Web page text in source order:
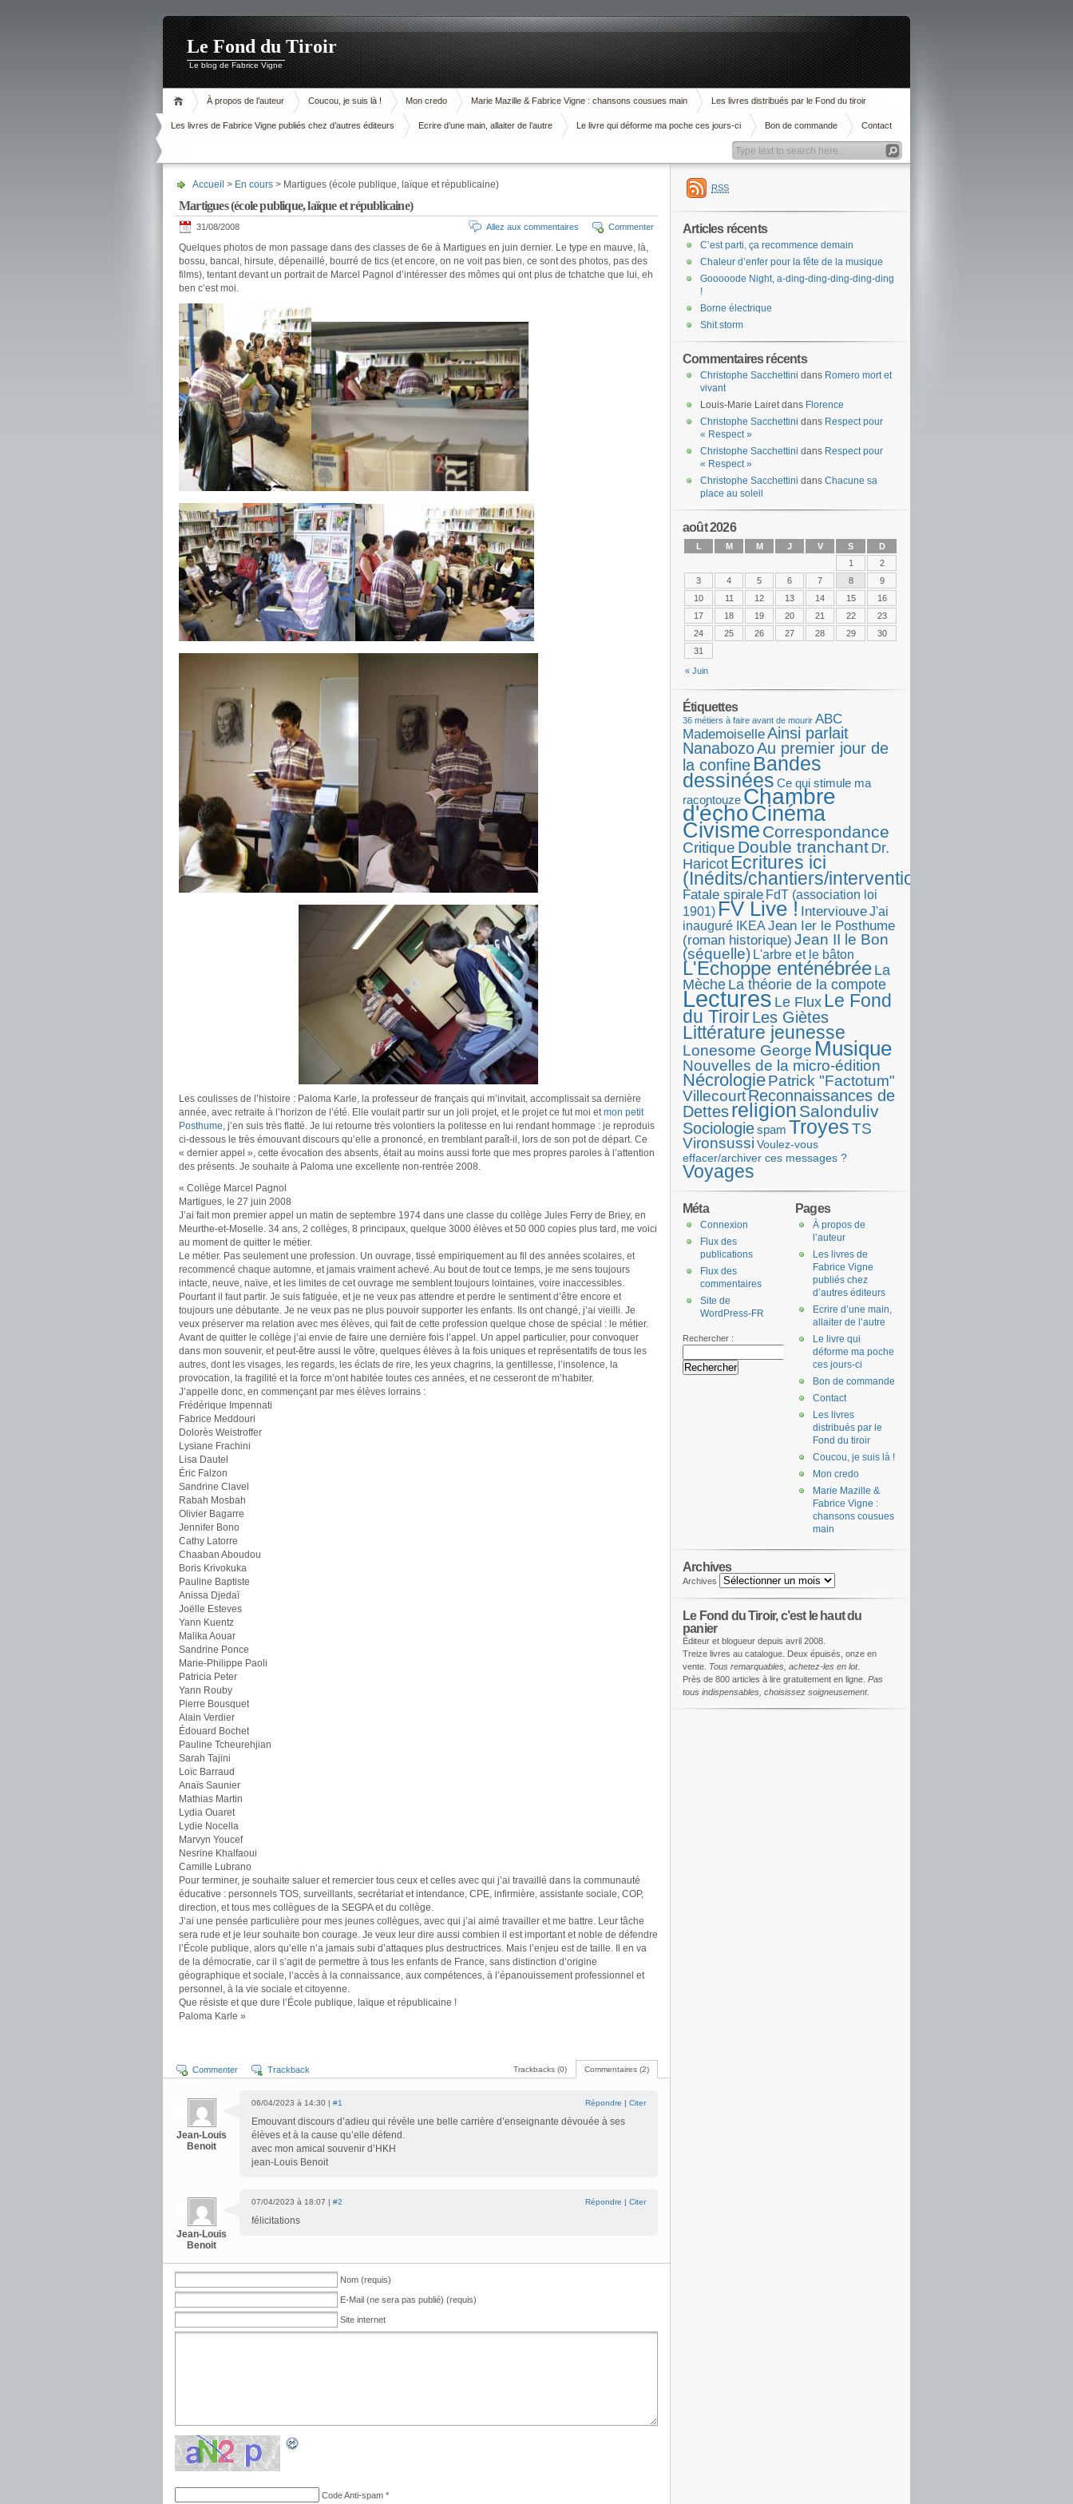
Le Fond du Tiroir
Le blog de Fabrice Vigne
À propos de l’auteur Coucou, je suis là ! Mon credo Marie Mazille & Fabrice Vigne : chansons cousues main Les livres distribués par le Fond du tiroir
Les livres de Fabrice Vigne publiés chez d’autres éditeurs Ecrire d’une main, allaiter de l’autre Le livre qui déforme ma poche ces jours-ci Bon de commande Contact
Accueil > En cours > Martigues (école publique, laïque et républicaine)
Martigues (école publique, laïque et républicaine)
31/08/2008 Commenter
Allez aux commentaires
Quelques photos de mon passage dans des classes de 6e à Martigues en juin dernier. Le type en mauve, là,
bossu, bancal, hirsute, dépenaillé, bourré de tics (et encore, on ne voit pas bien, ce sont des photos, pas des
films), tentant devant un portrait de Marcel Pagnol d’intéresser des mômes qui ont plus de tchatche que lui, eh
ben c’est moi.
Les coulisses de l’histoire : Paloma Karle, la professeur de français qui m’invitait, accomplissait sa dernière
année, avec retraite à l’horizon de l’été. Elle voulait partir sur un joli projet, et le projet ce fut moi etmon petit
Posthume, j’en suis très flatté. Je lui retourne très volontiers la politesse en lui rendant hommage : je reproduis
ci-dessous le très émouvant discours qu’elle a prononcé, en tremblant paraît-il, lors de son pot de départ. Ce
« dernier appel », cette évocation des absents, était au moins aussi forte que mes propres paroles à l’attention
des présents. Je souhaite à Paloma une excellente non-rentrée 2008.
« Collège Marcel Pagnol
Martigues, le 27 juin 2008
J’ai fait mon premier appel un matin de septembre 1974 dans une classe du collège Jules Ferry de Briey, en
Meurthe-et-Moselle. 34 ans, 2 collèges, 8 principaux, quelque 3000 élèves et 50 000 copies plus tard, me voici
au moment de quitter le métier.
Le métier. Pas seulement une profession. Un ouvrage, tissé empiriquement au fil des années scolaires, et
recommencé chaque automne, et jamais vraiment achevé. Au bout de tout ce temps, je me sens toujours
intacte, neuve, naïve, et les limites de cet ouvrage me semblent toujours lointaines, voire inaccessibles.
Pourtant il faut partir. Je suis fatiguée, et je ne veux pas attendre et perdre le sentiment d’être encore et
toujours une débutante. Je ne veux pas ne plus pouvoir supporter les enfants. Ils ont changé, j’ai vieilli. Je
veux préserver ma relation avec mes élèves, qui fait de cette profession quelque chose de spécial : le métier.
Avant de quitter le collège j’ai envie de faire une dernière fois l’appel. Un appel particulier, pour convoquer
dans mon souvenir, et peut-être aussi le vôtre, quelques élèves à la fois uniques et représentatifs de tous les
autres, dont les visages, les regards, les éclats de rire, les yeux chagrins, la gentillesse, l’insolence, la
provocation, la fragilité et la force m’ont habitée toutes ces années, et ne cesseront de m’habiter.
J’appelle donc, en commençant par mes élèves lorrains :
Frédérique Impennati
Fabrice Meddouri
Dolorès Weistroffer
Lysiane Frachini
Lisa Dautel
Éric Falzon
Sandrine Clavel
Rabah Mosbah
Olivier Bagarre
Jennifer Bono
Cathy Latorre
Chaaban Aboudou
Boris Krivokuka
Pauline Baptiste
Anissa Djedaï
Joëlle Esteves
Yann Kuentz
Malika Aouar
Sandrine Ponce
Marie-Philippe Paoli
Patricia Peter
Yann Rouby
Pierre Bousquet
Alain Verdier
Édouard Bochet
Pauline Tcheurehjian
Sarah Tajini
Loïc Barraud
Anaïs Saunier
Mathias Martin
Lydia Ouaret
Lydie Nocella
Marvyn Youcef
Nesrine Khalfaoui
Camille Lubrano
Pour terminer, je souhaite saluer et remercier tous ceux et celles avec qui j’ai travaillé dans la communauté
éducative : personnels TOS, surveillants, secrétariat et intendance, CPE, infirmière, assistante sociale, COP,
direction, et tous mes collègues de la SEGPA et du collège.
J’ai une pensée particulière pour mes jeunes collègues, avec qui j’ai aimé travailler et me battre. Leur tâche
sera rude et je leur souhaite bon courage. Je veux leur dire aussi combien il est important et noble de défendre
l’École publique, alors qu’elle n’a jamais subi d’attaques plus destructrices. Mais l’enjeu est de taille. Il en va
de la démocratie, car il s’agit de permettre à tous les enfants de France, sans distinction d’origine
géographique et sociale, l’accès à la connaissance, aux compétences, à l’épanouissement professionnel et
personnel, à la vie sociale et citoyenne.
Que résiste et que dure l’École publique, laïque et républicaine !
Paloma Karle »
Commentaires (2)
Trackbacks (0)
Commenter Trackback
Jean-Louis
Benoit
06/04/2023 à 14:30 | #1 Répondre | Citer
Emouvant discours d’adieu qui révèle une belle carrière d’enseignante dévouée à ses
élèves et à la cause qu’elle défend.
avec mon amical souvenir d’HKH
jean-Louis Benoit
Jean-Louis
Benoit
07/04/2023 à 18:07 | #2 Répondre | Citer
félicitations
Nom (requis)
E-Mail (ne sera pas publié) (requis)
Site internet
Code Anti-spam *
RSS
Articles récents
C’est parti, ça recommence demain
Chaleur d’enfer pour la fête de la musique
Gooooode Night, a-ding-ding-ding-ding-ding
!
Borne électrique
Shit storm
Commentaires récents
Christophe Sacchettini dans Romero mort et
vivant
Louis-Marie Lairetdans Florence
Christophe Sacchettini dans Respect pour
« Respect »
Christophe Sacchettini dans Respect pour
« Respect »
Christophe Sacchettini dans Chacune sa
place au soleil
août 2026
L M M J V S D
« Juin
1
2
3
4 5 6 7 8
9
10
11 12 13 14 15
16
17
18 19 20 21 22
23
24
25 26 27 28 29
30
31
Étiquettes
36 métiers à faire avant de mourir ABC
MademoiselleAinsi parlait
NanabozoAu premier jour de
la confine Bandes
dessinées Ce qui stimule ma
racontouze Chambre
d'échoCinéma
Civisme Correspondance
Critique Double tranchant Dr.
Haricot Ecritures ici
(Inédits/chantiers/interventions)
Fatale spirale FdT (association loi
1901) FV Live ! InterviouveJ'ai
inauguré IKEA Jean Ier le Posthume
(roman historique) Jean II le Bon
(séquelle) L'arbre et le bâton
L'Echoppe enténébrée La
Mèche La théorie de la compote
LecturesLe FluxLe Fond
du TiroirLes Giètes
Littérature jeunesse
Lonesome George Musique
Nouvelles de la micro-édition
NécrologiePatrick "Factotum"
VillecourtReconnaissances de
Dettesreligion Salonduliv
Sociologiespam TroyesTS
Vironsussi Voulez-vous
effacer/archiver ces messages ?
Voyages
Pages
À propos de
l’auteur
Les livres de
Fabrice Vigne
publiés chez
d’autres éditeurs
Ecrire d’une main,
allaiter de l’autre
Le livre qui
déforme ma poche
ces jours-ci
Bon de commande
Contact
Les livres
distribués par le
Fond du tiroir
Coucou, je suis là !
Mon credo
Marie Mazille &
Fabrice Vigne :
chansons cousues
main
Méta
Connexion
Flux des
publications
Flux des
commentaires
Site de
WordPress-FR
Rechercher :
Archives
Archives
Le Fond du Tiroir, c’est le haut du
panier
Éditeur et blogueur depuis avril 2008.
Treize livres au catalogue. Deux épuisés, onze en
vente. Tous remarquables, achetez-les en lot.
Près de 800 articles à lire gratuitement en ligne. Pas
tous indispensables, choisissez soigneusement.